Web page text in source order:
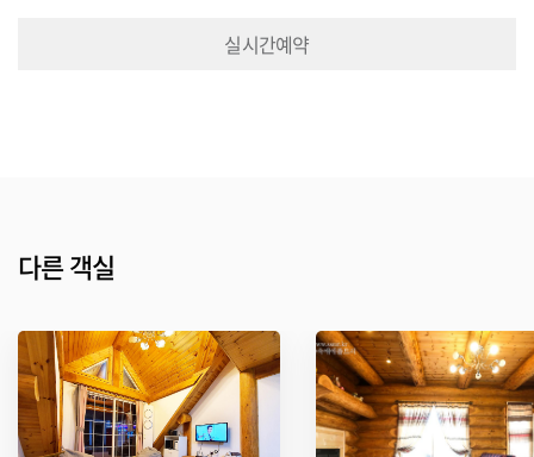
실시간예약
다른 객실